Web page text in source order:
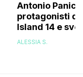
Antonio
protagonisti di
Island 14 e
sono quelli
ALESSIA S.